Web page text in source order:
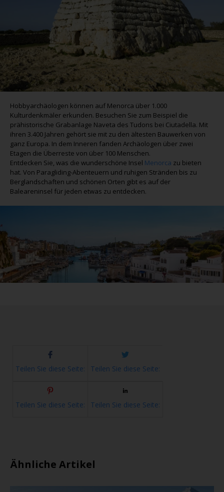
Hobbyarchäologen können auf Menorca über 1.000
Kulturdenkmäler erkunden. Besuchen Sie zum Beispiel die
prähistorische Grabanlage Naveta des Tudons bei Ciutadella. Mit
ihren 3.400 Jahren gehört sie mit zu den ältesten Bauwerken von
ganz Europa. In dem Inneren fanden Archäologen über zwei
Etagen die Überreste von über 100 Menschen.
Entdecken Sie, was die wunderschöne Insel Menorca zu bieten
hat. Von Paragliding-Abenteuern und ruhigen Stränden bis zu
Berglandschaften und schönen Orten gibt es auf der
Baleareninsel für jeden etwas zu entdecken.
Teilen Sie diese Seite: Teilen Sie diese Seite:
Teilen Sie diese Seite: Teilen Sie diese Seite:
Ähnliche Artikel